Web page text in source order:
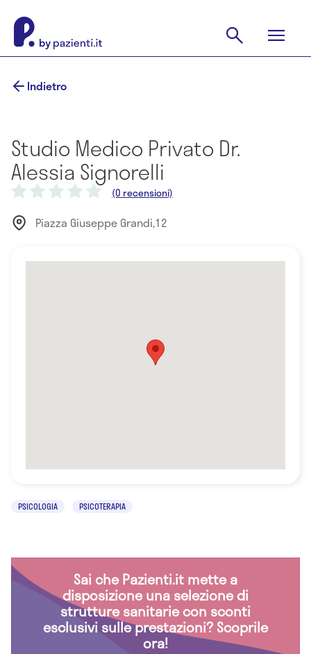
Indietro
Studio Medico Privato Dr.
Alessia Signorelli
(0 recensioni)
Piazza Giuseppe Grandi,12
PSICOLOGIA PSICOTERAPIA
Sai che Pazienti.it mette a
disposizione una selezione di
strutture sanitarie con sconti
esclusivi sulle prestazioni? Scoprile
ora!